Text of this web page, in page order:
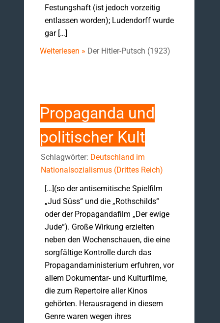
Festungshaft (ist jedoch vorzeitig
entlassen worden); Ludendorff wurde
gar […]
Weiterlesen » Der Hitler-Putsch (1923)
Propaganda und
politischer Kult
Schlagwörter: Deutschland im
Nationalsozialismus (Drittes Reich)
[…](so der antisemitische Spielfilm
„Jud Süss“ und die „Rothschilds“
oder der Propagandafilm „Der ewige
Jude“). Große Wirkung erzielten
neben den Wochenschauen, die eine
sorgfältige Kontrolle durch das
Propagandaministerium erfuhren, vor
allem Dokumentar- und Kulturfilme,
die zum Repertoire aller Kinos
gehörten. Herausragend in diesem
Genre waren wegen ihres